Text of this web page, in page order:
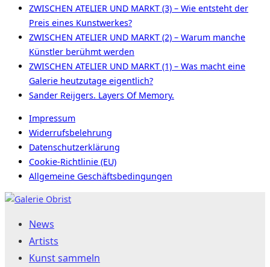
ZWISCHEN ATELIER UND MARKT (3) – Wie entsteht der
Preis eines Kunstwerkes?
ZWISCHEN ATELIER UND MARKT (2) – Warum manche
Künstler berühmt werden
ZWISCHEN ATELIER UND MARKT (1) – Was macht eine
Galerie heutzutage eigentlich?
Sander Reijgers. Layers Of Memory.
Impressum
Widerrufsbelehrung
Datenschutzerklärung
Cookie-Richtlinie (EU)
Allgemeine Geschäftsbedingungen
Zum
springenNews
Artists
Kunst sammeln